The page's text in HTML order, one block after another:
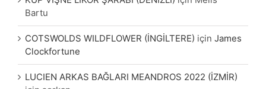
Bartu
COTSWOLDS WILDFLOWER (İNGİLTERE) için James
Clockfortune
LUCIEN ARKAS BAĞLARI MEANDROS 2022 (İZMİR)